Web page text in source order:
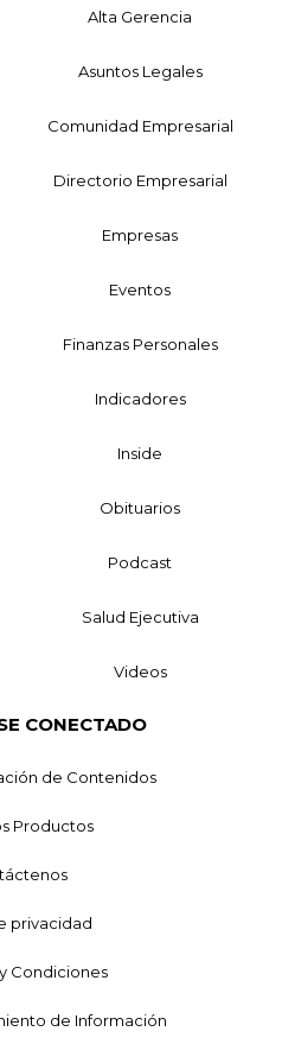
Alta Gerencia
Asuntos Legales
Comunidad Empresarial
Directorio Empresarial
Empresas
Eventos
Finanzas Personales
Indicadores
Inside
Obituarios
Podcast
Salud Ejecutiva
Videos
CONECTADO
de Contenidos
Productos
privacidad
Condiciones
de Información